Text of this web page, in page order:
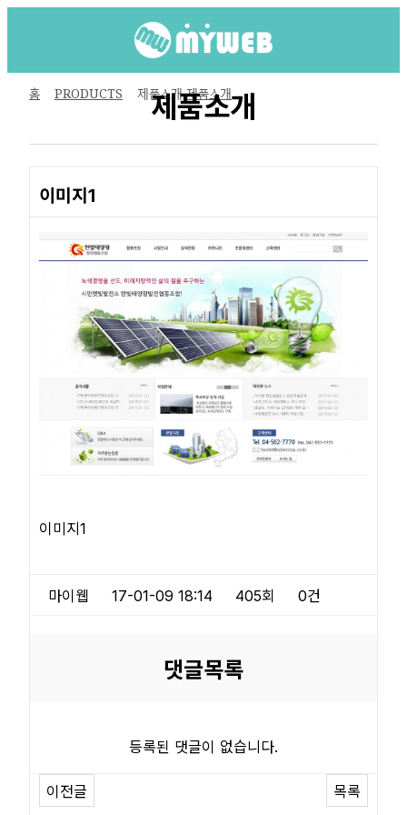
홈 PRODUCTS 제품소개 제품소개
제품소개
이미지1
본문
이미지1
마이웹 17-01-09 18:14 405회 0건
댓글목록
등록된 댓글이 없습니다.
이전글 목록